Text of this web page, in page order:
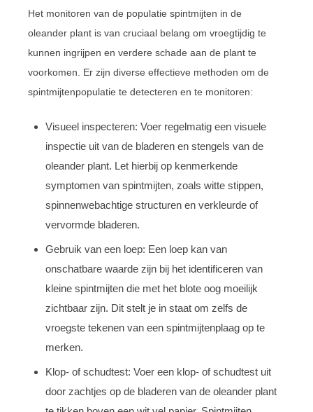
Het monitoren van de populatie spintmijten in de
oleander plant is van cruciaal belang om vroegtijdig te
kunnen ingrijpen en verdere schade aan de plant te
voorkomen. Er zijn diverse effectieve methoden om de
spintmijtenpopulatie te detecteren en te monitoren:
Visueel inspecteren: Voer regelmatig een visuele
inspectie uit van de bladeren en stengels van de
oleander plant. Let hierbij op kenmerkende
symptomen van spintmijten, zoals witte stippen,
spinnenwebachtige structuren en verkleurde of
vervormde bladeren.
Gebruik van een loep: Een loep kan van
onschatbare waarde zijn bij het identificeren van
kleine spintmijten die met het blote oog moeilijk
zichtbaar zijn. Dit stelt je in staat om zelfs de
vroegste tekenen van een spintmijtenplaag op te
merken.
Klop- of schudtest: Voer een klop- of schudtest uit
door zachtjes op de bladeren van de oleander plant